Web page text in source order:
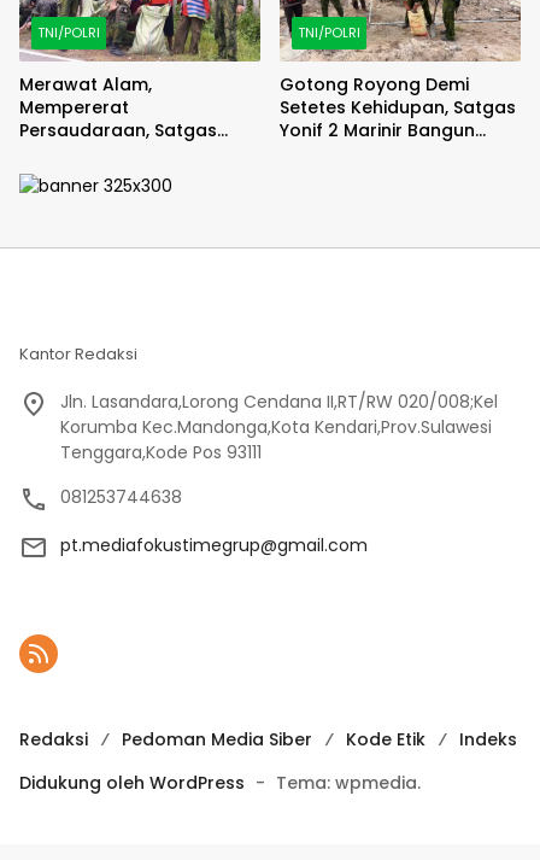
TNI/POLRI
Merawat Alam,
Mempererat
Persaudaraan, Satgas
Enarotali Wujudkan Paniai
Bersih, Indonesia Asri
TNI/POLRI
Gotong Royong Demi
Setetes Kehidupan, Satgas
Yonif 2 Marinir Bangun
Kantor Redaksi
Jln. Lasandara,Lorong Cendana II,RT/RW 020/008;Kel
Korumba Kec.Mandonga,Kota Kendari,Prov.Sulawesi
Tenggara,Kode Pos 93111
081253744638
pt.mediafokustimegrup@gmail.com
Redaksi Pedoman Media Siber Kode Etik
Indeks
Didukung oleh WordPress - Tema: wpmedia.